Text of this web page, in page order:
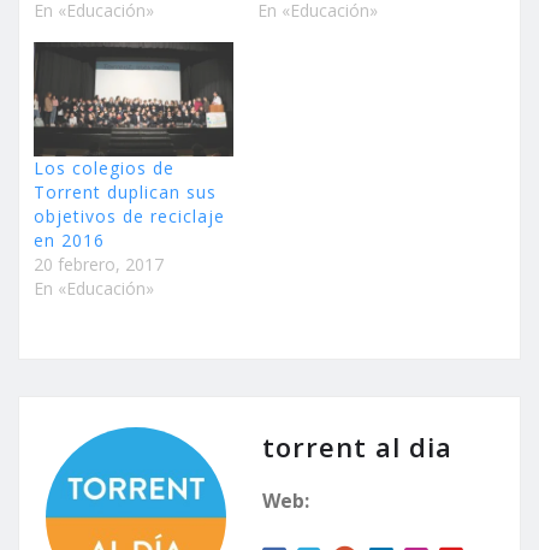
En «Educación» En «Educación»
Los colegios de
Torrent duplican sus
objetivos de reciclaje
en 2016
20 febrero, 2017
En «Educación»
torrent al dia
Web: